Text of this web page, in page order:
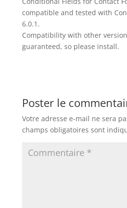
compatible and tested with
6.0.1.
Compatibility with other
guaranteed, so please install.
Poster le
Votre adresse e-mail ne sera
champs obligatoires sont